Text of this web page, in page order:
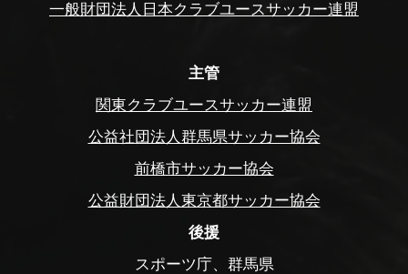
一般財団法人日本クラブユースサッカー連盟
主管
関東クラブユースサッカー連盟
公益社団法人群馬県サッカー協会
前橋市サッカー協会
公益財団法人東京都サッカー協会
後援
スポーツ庁、群馬県